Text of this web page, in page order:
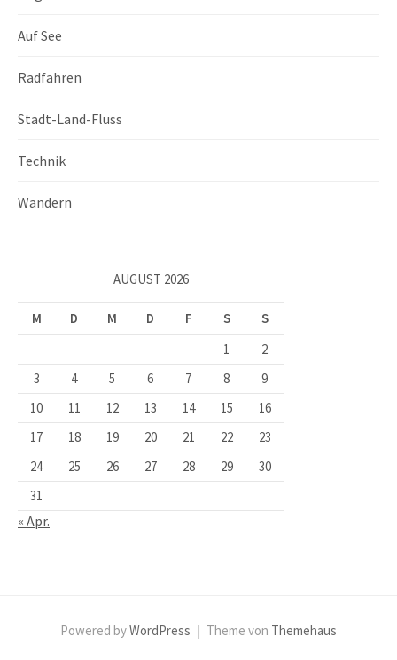
Auf See
Radfahren
Stadt-Land-Fluss
Technik
Wandern
AUGUST 2026
M D M D F S
S
1
2
3
4 5 6 7 8
9
10
11 12 13 14 15
16
17
18 19 20 21 22
23
24
25 26 27 28 29
30
31
« Apr.
Powered byWordPress | Theme von Themehaus